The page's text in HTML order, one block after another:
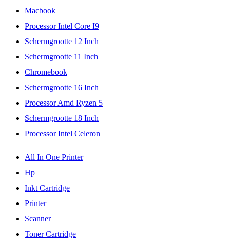
Macbook
Processor Intel Core I9
Schermgrootte 12 Inch
Schermgrootte 11 Inch
Chromebook
Schermgrootte 16 Inch
Processor Amd Ryzen 5
Schermgrootte 18 Inch
Processor Intel Celeron
All In One Printer
Hp
Inkt Cartridge
Printer
Scanner
Toner Cartridge